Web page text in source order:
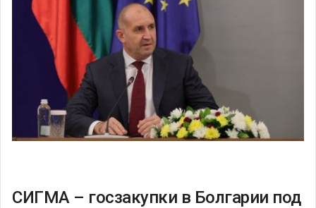
СИГМА – госзакупки в Болгарии под